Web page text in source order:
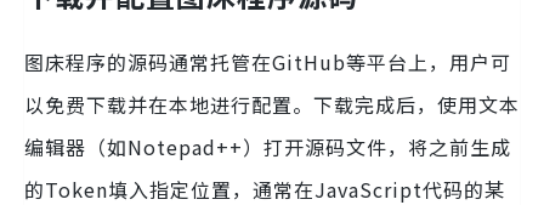
图床程序的源码通常托管在GitHub等平台上，用户可
以免费下载并在本地进行配置。下载完成后，使用文本
编辑器（如Notepad++）打开源码文件，将之前生成
的Token填入指定位置，通常在JavaScript代码的某